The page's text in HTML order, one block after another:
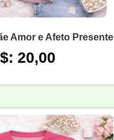
Amor e Afeto Presente
20,00